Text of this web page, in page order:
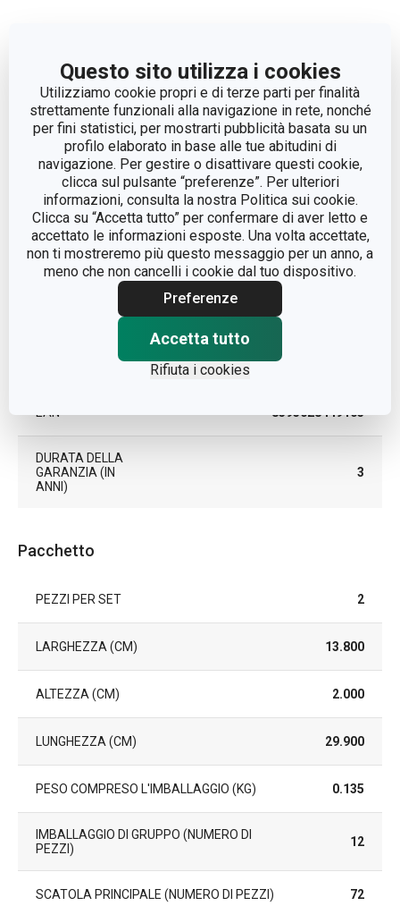
Questo sito utilizza i cookies
Utilizziamo cookie propri e di terze parti per finalità
strettamente funzionali alla navigazione in rete, nonché
per fini statistici, per mostrarti pubblicità basata su un
profilo elaborato in base alle tue abitudini di
navigazione. Per gestire o disattivare questi cookie,
clicca sul pulsante “preferenze”. Per ulteriori
informazioni, consulta la nostra Politica sui cookie.
Clicca su “Accetta tutto” per confermare di aver letto e
accettato le informazioni esposte. Una volta accettate,
non ti mostreremo più questo messaggio per un anno, a
meno che non cancelli i cookie dal tuo dispositivo.
Preferenze
Accetta tutto
Rifiuta i cookies
CATEGORIA posate
LINEA DI
PRODOTTO
PRESTO TONE
MATERIALE
plastica, acciaio inossidabile,
rivestimento antiaderente
TIPO posate
LAVASTOVIGLIE
EAN 8595028449105
DURATA DELLA
GARANZIA (IN
ANNI)
3
Pacchetto
PEZZI PER SET 2
LARGHEZZA (CM) 13.800
ALTEZZA (CM) 2.000
LUNGHEZZA (CM) 29.900
PESO COMPRESO L'IMBALLAGGIO (KG) 0.135
IMBALLAGGIO DI GRUPPO (NUMERO DI
PEZZI)
12
SCATOLA PRINCIPALE (NUMERO DI PEZZI) 72